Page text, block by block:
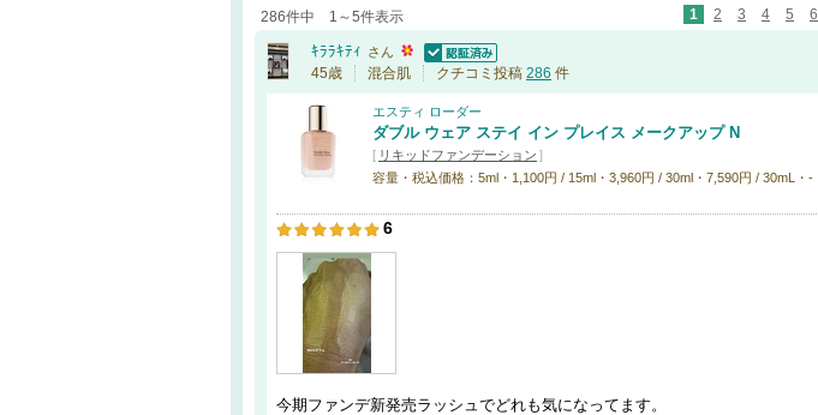
286件中 1～5件表示 1 2 3 4 5 6
ｷﾗﾗｷﾃｨ
さん
認証済
45歳 混合肌 クチコミ投稿 286 件
エスティ ローダー
ダブル ウェア ステイ イン プレイス メークアップ N
[ リキッドファンデーション ]
容量・税込価格：5ml・1,100円 / 15ml・3,960円 / 30ml・7,590円 / 30mL・-
6
今期ファンデ新発売ラッシュでどれも気になってます。